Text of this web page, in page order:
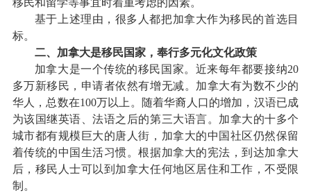
移民和留学等事宜时着重考虑的因素。
基于上述理由，很多人都把加拿大作为移民的首选目
标。
二、加拿大是移民国家，奉行多元化文化政策
加拿大是一个传统的移民国家。近来每年都要接纳20
多万新移民，申请者依然有增无减。加拿大有为数不少的
华人，总数在100万以上。随着华裔人口的增加，汉语已成
为该国继英语、法语之后的第三大语言。加拿大的十多个
城市都有规模巨大的唐人街，加拿大的中国社区仍然保留
着传统的中国生活习惯。根据加拿大的宪法，到达加拿大
后，移民人士可以到加拿大任何地区居住和工作，不受限
制。